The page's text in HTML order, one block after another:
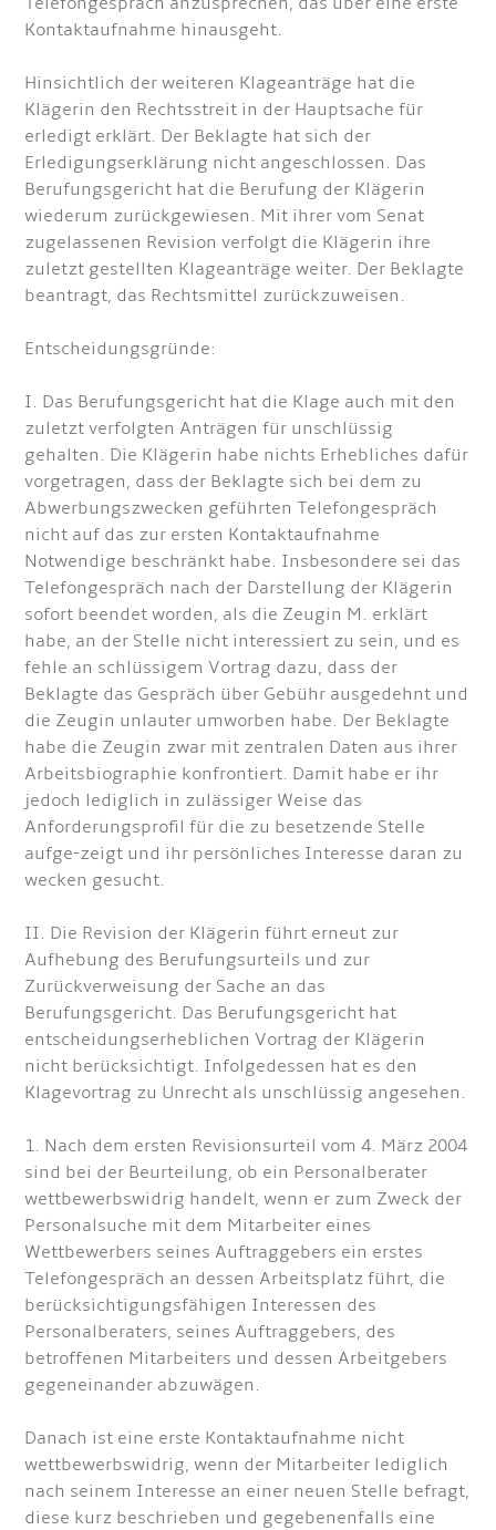
Kontaktaufnahme hinausgeht.
Hinsichtlich der weiteren Klageanträge hat die
Klägerin den Rechtsstreit in der Hauptsache für
erledigt erklärt. Der Beklagte hat sich der
Erledigungserklärung nicht angeschlossen. Das
Berufungsgericht hat die Berufung der Klägerin
wiederum zurückgewiesen. Mit ihrer vom Senat
zugelassenen Revision verfolgt die Klägerin ihre
zuletzt gestellten Klageanträge weiter. Der Beklagte
beantragt, das Rechtsmittel zurückzuweisen.
Entscheidungsgründe:
I. Das Berufungsgericht hat die Klage auch mit den
zuletzt verfolgten Anträgen für unschlüssig
gehalten. Die Klägerin habe nichts Erhebliches dafür
vorgetragen, dass der Beklagte sich bei dem zu
Abwerbungszwecken geführten Telefongespräch
nicht auf das zur ersten Kontaktaufnahme
Notwendige beschränkt habe. Insbesondere sei das
Telefongespräch nach der Darstellung der Klägerin
sofort beendet worden, als die Zeugin M. erklärt
habe, an der Stelle nicht interessiert zu sein, und es
fehle an schlüssigem Vortrag dazu, dass der
Beklagte das Gespräch über Gebühr ausgedehnt und
die Zeugin unlauter umworben habe. Der Beklagte
habe die Zeugin zwar mit zentralen Daten aus ihrer
Arbeitsbiographie konfrontiert. Damit habe er ihr
jedoch lediglich in zulässiger Weise das
Anforderungsprofil für die zu besetzende Stelle
aufge-zeigt und ihr persönliches Interesse daran zu
wecken gesucht.
II. Die Revision der Klägerin führt erneut zur
Aufhebung des Berufungsurteils und zur
Zurückverweisung der Sache an das
Berufungsgericht. Das Berufungsgericht hat
entscheidungserheblichen Vortrag der Klägerin
nicht berücksichtigt. Infolgedessen hat es den
Klagevortrag zu Unrecht als unschlüssig angesehen.
1. Nach dem ersten Revisionsurteil vom 4. März 2004
sind bei der Beurteilung, ob ein Personalberater
wettbewerbswidrig handelt, wenn er zum Zweck der
Personalsuche mit dem Mitarbeiter eines
Wettbewerbers seines Auftraggebers ein erstes
Telefongespräch an dessen Arbeitsplatz führt, die
berücksichtigungsfähigen Interessen des
Personalberaters, seines Auftraggebers, des
betroffenen Mitarbeiters und dessen Arbeitgebers
gegeneinander abzuwägen.
Danach ist eine erste Kontaktaufnahme nicht
wettbewerbswidrig, wenn der Mitarbeiter lediglich
nach seinem Interesse an einer neuen Stelle befragt,
diese kurz beschrieben und gegebenenfalls eine